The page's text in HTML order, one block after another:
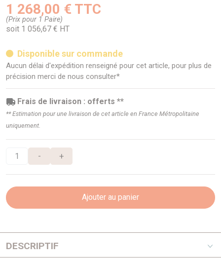
1 268,00 € TTC
(Prix pour 1 Paire)
soit 1 056,67 € HT
Disponible sur commande
Aucun délai d'expédition renseigné pour cet article, pour plus de
précision merci de nous consulter*
Frais de livraison : offerts **
** Estimation pour une livraison de cet article en France Métropolitaine
uniquement.
- +
Ajouter au panier
DESCRIPTIF